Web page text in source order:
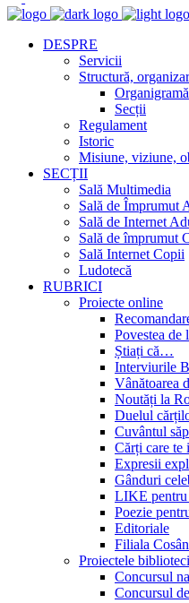
DESPRE
Servicii
Structură,
Organigramă
Secții
Regulament
Istoric
Misiune, viziune,
SECȚII
Sală Multimedia
Sală de Împrumut
Sală de Internet
Sală de împrumut
Sală Internet Copii
Ludotecă
RUBRICI
Proiecte online
Povestea de
Știați că…
Interviurile
Vânătoarea
Noutăți la
Duelul
Cuvântul
Cărți care te
Expresii
Gânduri
LIKE pentru
Poezie
Editoriale
Filiala
Proiectele
Concursul
Concursul